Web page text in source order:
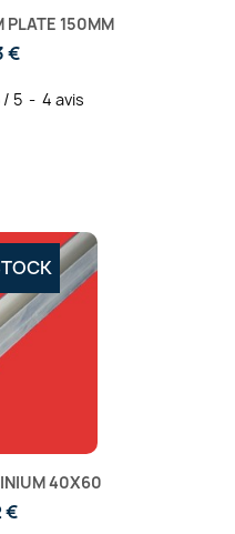
PLATE 150MM
€
/ 5 - 4 avis
40X60
€